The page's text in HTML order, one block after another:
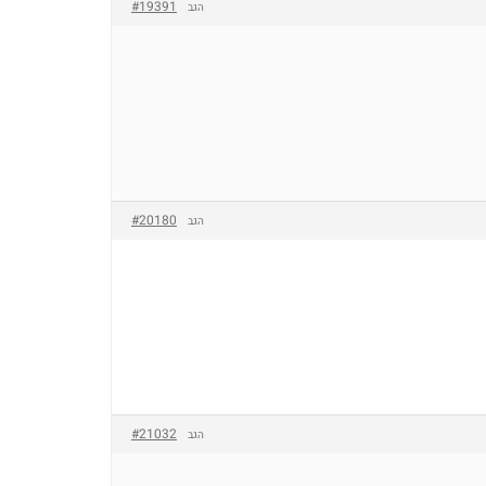
#19391 הגב
#20180 הגב
#21032 הגב